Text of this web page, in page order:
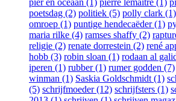
poetsdag (2) politiek (5) polly clark (1)
omroep (1) puntige hendecaëder (1)
maria rilke (4) ramses shaffy (2)
religie (2) renate dorrestein (2) rené
hobb (3) robin sloan (1) rodaan al
iperen (1) rubber (1) rumer godden (7)
winman (1) Saskia Goldschmidt (1)
(5) schrijfmoeder (12) schrijfsters (1)